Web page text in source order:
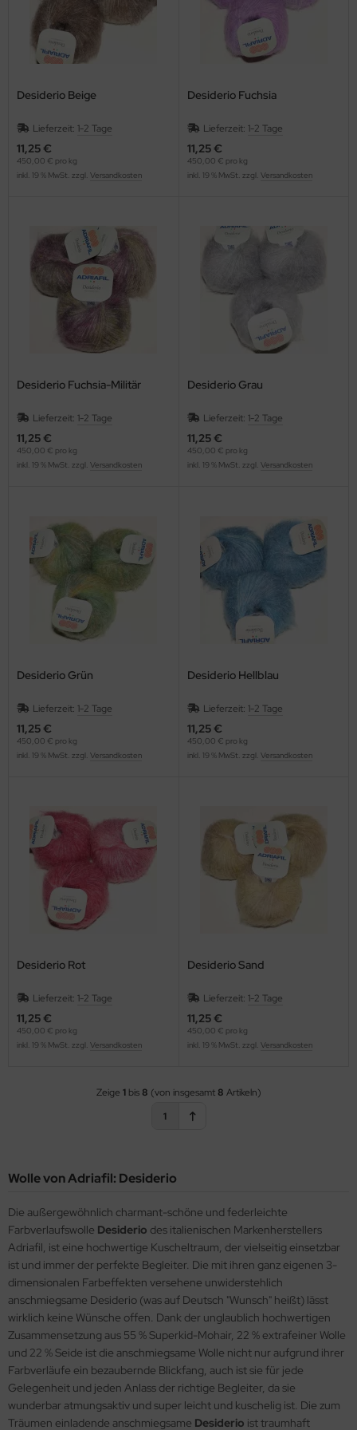
Desiderio Beige
Lieferzeit: 1-2 Tage
11,25 €
450,00 € pro kg
inkl. 19 % MwSt. zzgl. Versandkosten
Desiderio Fuchsia
Lieferzeit: 1-2 Tage
11,25 €
450,00 € pro kg
inkl. 19 % MwSt. zzgl. Versandkosten
Desiderio Fuchsia-Militär
Lieferzeit: 1-2 Tage
11,25 €
450,00 € pro kg
inkl. 19 % MwSt. zzgl. Versandkosten
Desiderio Grau
Lieferzeit: 1-2 Tage
11,25 €
450,00 € pro kg
inkl. 19 % MwSt. zzgl. Versandkosten
Desiderio Grün
Lieferzeit: 1-2 Tage
11,25 €
450,00 € pro kg
inkl. 19 % MwSt. zzgl. Versandkosten
Desiderio Hellblau
Lieferzeit: 1-2 Tage
11,25 €
450,00 € pro kg
inkl. 19 % MwSt. zzgl. Versandkosten
Desiderio Rot
Lieferzeit: 1-2 Tage
11,25 €
450,00 € pro kg
inkl. 19 % MwSt. zzgl. Versandkosten
Desiderio Sand
Lieferzeit: 1-2 Tage
11,25 €
450,00 € pro kg
inkl. 19 % MwSt. zzgl. Versandkosten
Zeige 1bis 8 (von insgesamt 8 Artikeln)
1
Wolle von Adriafil: Desiderio
Die außergewöhnlich charmant-schöne und federleichte
Farbverlaufswolle Desiderio des italienischen Markenherstellers
Adriafil, ist eine hochwertige Kuscheltraum, der vielseitig einsetzbar
ist und immer der perfekte Begleiter. Die mit ihren ganz eigenen 3-
dimensionalen Farbeffekten versehene unwiderstehlich
anschmiegsame Desiderio (was auf Deutsch "Wunsch" heißt) lässt
wirklich keine Wünsche offen. Dank der unglaublich hochwertigen
Zusammensetzung aus 55 % Superkid-Mohair, 22 % extrafeiner Wolle
und 22 % Seide ist die anschmiegsame Wolle nicht nur aufgrund ihrer
Farbverläufe ein bezaubernde Blickfang, auch ist sie für jede
Gelegenheit und jeden Anlass der richtige Begleiter, da sie
wunderbar atmungsaktiv und super leicht und kuschelig ist. Die zum
Träumen einladende anschmiegsame Desiderio ist traumhaft